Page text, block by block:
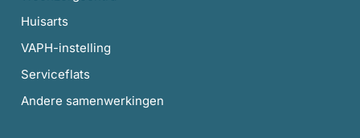
Huisarts
VAPH-instelling
Serviceflats
Andere samenwerkingen